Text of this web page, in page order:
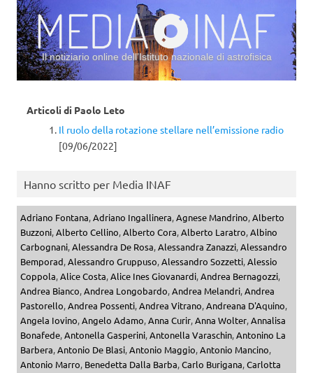
Il notiziario online dell’Istituto nazionale di astrofisica
Articoli di Paolo Leto
Il ruolo della rotazione stellare nell’emissione radio
[09/06/2022]
Hanno scritto per Media INAF
Adriano Fontana,Adriano Ingallinera,Agnese Mandrino,Alberto
Buzzoni,Alberto Cellino,Alberto Cora,Alberto Laratro,Albino
Carbognani,Alessandra De Rosa,Alessandra Zanazzi,Alessandro
Bemporad,Alessandro Gruppuso,Alessandro Sozzetti,Alessio
Coppola,Alice Costa,Alice Ines Giovanardi,Andrea Bernagozzi,
Andrea Bianco,Andrea Longobardo,Andrea Melandri,Andrea
Pastorello,Andrea Possenti,Andrea Vitrano,Andreana D'Aquino,
Angela Iovino,Angelo Adamo,Anna Curir,Anna Wolter,Annalisa
Bonafede,Antonella Gasperini,Antonella Varaschin,Antonino La
Barbera,Antonio De Blasi,Antonio Maggio,Antonio Mancino,
Antonio Marro, Benedetta Dalla Barba,Carlo Burigana,Carlotta